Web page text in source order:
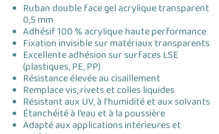
Ruban double face gel acrylique transparent
0,5 mm
Adhésif 100 % acrylique haute performance
Fixation invisible sur matériaux transparents
Excellente adhésion sur surfaces LSE
(plastiques, PE, PP)
Résistance élevée au cisaillement
Remplace vis, rivets et colles liquides
Résistant aux UV, à l’humidité et aux solvants
Étanchéité à l’eau et à la poussière
Adapté aux applications intérieures et